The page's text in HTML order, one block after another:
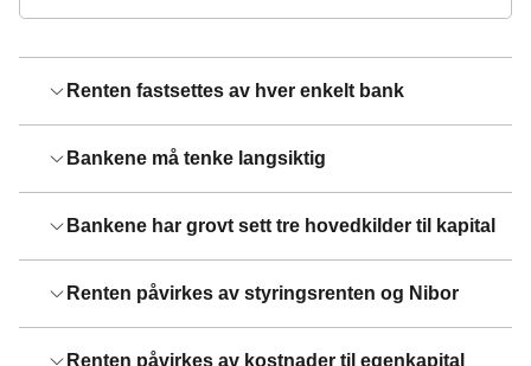
Renten fastsettes av hver enkelt bank
Bankene må tenke langsiktig
Bankene har grovt sett tre hovedkilder til kapital
Renten påvirkes av styringsrenten og Nibor
Renten påvirkes av kostnader til egenkapital